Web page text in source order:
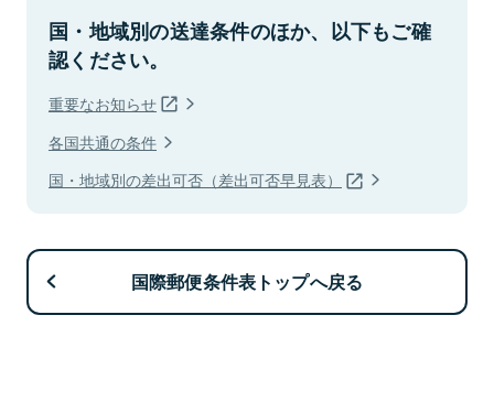
国・地域別の送達条件のほか、以下もご確
認ください。
重要なお知らせ
各国共通の条件
国・地域別の差出可否（差出可否早見表）
国際郵便条件表トップへ戻る